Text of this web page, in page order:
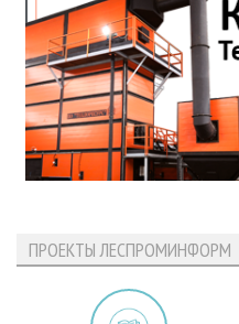
ПРОЕКТЫ ЛЕСПРОМИНФОРМ